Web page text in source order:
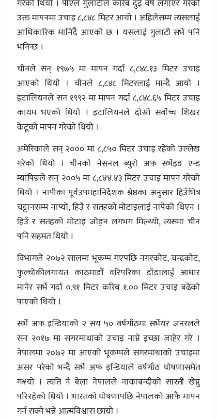
गरेको थियो । पीएल गुलाटीले करिब दुई वर्ष लगाएर गरेको
उक्त मापनमा उचाइ ८,८४८ मिटर आयो । अहिलेसम्म त्यसलाई
आधिकारिक मानिँदै आएको छ । यसलाई गुलाटी सर्भे पनि
भनिन्छ ।
चीनले सन् १९७५ मा मापन गर्दा ८,८४८.१३ मिटर उचाइ
आएको थियोे । चीनले ८,८४८ मिटरलाई मान्दै आयो ।
इटालियनले सन १९९२ मा मापन गर्दा ८,८४८.६५ मिटर उचाइ
कायम भएको थियो । इटालियनले दोस्रो सर्वोच्च शिखर
केटूको मापन गरेको थियो ।
अमेरिकाले सन् २००० मा ८,८५० मिटर उचाइ रहेको उल्लेख
गरेको थियो । चीनको नेसनल ब्युरो अफ सर्भेइङ एन्ड
म्यापिङले सन् २००५ मा ८,८४४.४३ मिटर उचाइ मापन गरेको
थियो । नापीका पूर्वउपमहानिर्देशक श्रेष्ठका अनुसार हिउँभित्र
चट्टानसम्म नाप्यो, हिउँ र सतहको मोटाइलाई नापेको थिएन ।
हिउँ र सतहको मोटाइ जोड्न लगभग मिल्थ्यो, त्यसमा चीन
पनि सहमत थियो ।
विभागले २०७२ सालमा भूकम्प गएपछि नगरकोट, चन्द्रकोट,
फुल्चोकीलगायत काठमाडौं वरिपरिका डाँडालाई आधार
मानेर सर्भे गर्दा ०.९१ मिटर करिब १.०० मिटर उचाइ बढेको
पाएको थियो ।
सर्भे अफ इन्डियाको २ सय ५० वर्षगाँठमा सर्भेयर जनरलले
सन २०१७ मा सगरमाथाको उचाइ नाप्ने इच्छा जाहेर गरे ।
नेपालमा २०७२ मा आएको भूकम्पले सगरमाथाको उचाइमा
असर परेको भन्दै सर्भे अफ इन्डियाले वर्षगाँठ घोषणासमेत
ग¥यो । त्यति नै बेला नेपालले नाकाबन्दीको सास्ती खेप्नु
परिरहेको थियो । भारतको घोषणापछि नेपालको आफैं मापन
गर्न सक्ने भन्ने आत्मविश्वास छायो ।